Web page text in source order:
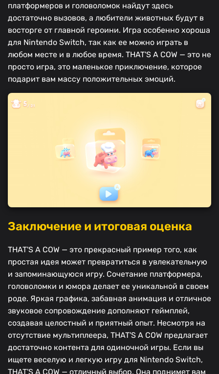
платформеров и головоломок найдут здесь
достаточно вызовов, а любители животных будут в
восторге от главной героини. Игра особенно хороша
для Nintendo Switch, так как ее можно играть в
любом месте и в любое время. THAT'S A COW — это не
просто игра, это маленькое приключение, которое
подарит вам массу положительных эмоций.
Заключение и итоговая оценка
THAT'S A COW — это прекрасный пример того, как
простая идея может превратиться в увлекательную
и запоминающуюся игру. Сочетание платформера,
головоломки и юмора делает ее уникальной в своем
роде. Яркая графика, забавная анимация и отличное
звуковое сопровождение дополняют геймплей,
создавая целостный и приятный опыт. Несмотря на
отсутствие мультиплеера, THAT'S A COW предлагает
достаточно контента для одиночной игры. Если вы
ищете веселую и легкую игру для Nintendo Switch,
THAT'S A COW — отличный выбор. Она поднимет вам